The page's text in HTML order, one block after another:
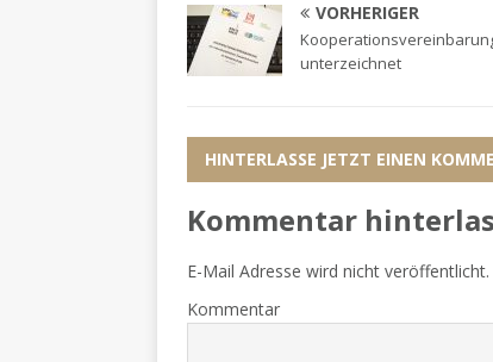
VORHERIGER
unterzeichnet
HINTERLASSE JETZT EINEN
Kommentar
E-Mail Adresse wird nicht veröffentlicht.
Kommentar